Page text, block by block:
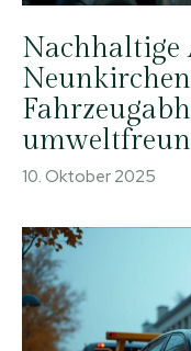
Nachhaltige
10. Oktober 2025